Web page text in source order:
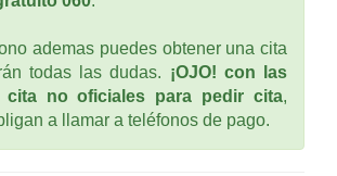
ademas puedes obtener una cita
todas las dudas. ¡OJO! con las
cita no oficiales para pedir cita,
a llamar a teléfonos de pago.